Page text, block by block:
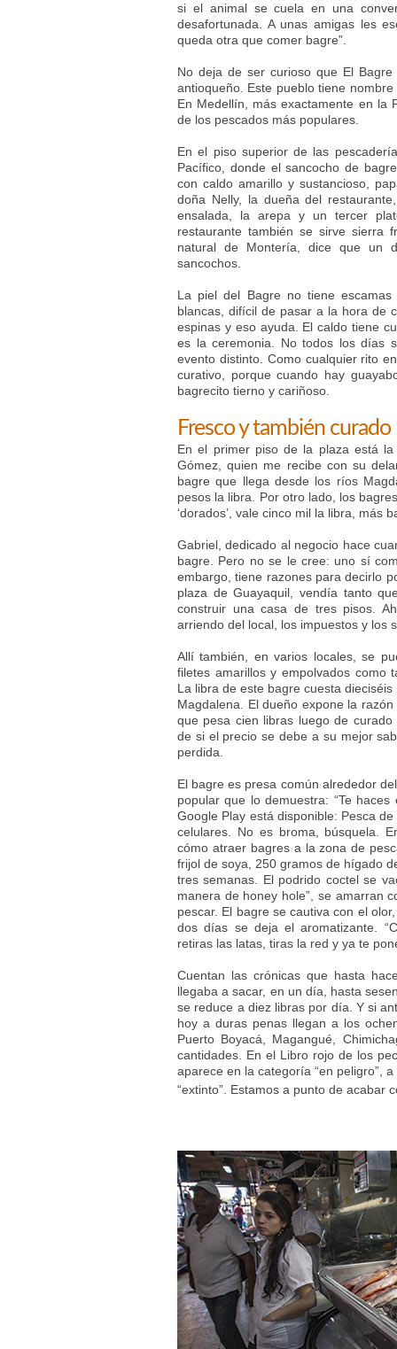
si el animal se cuela en una
desafortunada. A unas amigas les
queda otra que comer bagre”.
No deja de ser curioso que El
antioqueño. Este pueblo tiene
En Medellín, más exactamente en la
de los pescados más populares.
En el piso superior de las
Pacífico, donde el sancocho de
con caldo amarillo y sustancioso,
doña Nelly, la dueña del
ensalada, la arepa y un tercer
restaurante también se sirve sierra
natural de Montería, dice que un
sancochos.
La piel del Bagre no tiene
blancas, difícil de pasar a la hora de
espinas y eso ayuda. El caldo tiene
es la ceremonia. No todos los días
evento distinto. Como cualquier rito
curativo, porque cuando hay
bagrecito tierno y cariñoso.
Fresco y también curado
En el primer piso de la plaza está
Gómez, quien me recibe con su
bagre que llega desde los ríos
pesos la libra. Por otro lado, los
‘dorados’, vale cinco mil la libra, más
Gabriel, dedicado al negocio hace
bagre. Pero no se le cree: uno sí
embargo, tiene razones para decirlo
plaza de Guayaquil, vendía tanto
construir una casa de tres pisos.
arriendo del local, los impuestos y los
Allí también, en varios locales, se
filetes amarillos y empolvados como
La libra de este bagre cuesta
Magdalena. El dueño expone la
que pesa cien libras luego de
de si el precio se debe a su mejor
perdida.
El bagre es presa común alrededor
popular que lo demuestra: “Te
Google Play está disponible: Pesca
celulares. No es broma, búsquela.
cómo atraer bagres a la zona de
frijol de soya, 250 gramos de hígado
tres semanas. El podrido coctel se
manera de honey hole”, se amarran
pescar. El bagre se cautiva con el
dos días se deja el aromatizante.
retiras las latas, tiras la red y ya te
Cuentan las crónicas que hasta
llegaba a sacar, en un día, hasta
se reduce a diez libras por día. Y si
hoy a duras penas llegan a los
Puerto Boyacá, Magangué,
cantidades. En el Libro rojo de los
aparece en la categoría “en peligro”,
“extinto”. Estamos a punto de acabar